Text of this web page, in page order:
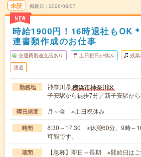
未読
NEW
掲載日 2026/08/07
時給1900円！16時退社もOK
連書類作成のお仕事
交通費別途支給あり 土日祝日が休み 残業
派遣
勤務地 神奈川県横浜市神奈川区
子安駅から徒歩7分／新子安駅か
曜日頻度 月～金 ※土日祝休み
時間
8:30～17:30 ※休憩60分。9時～
可能です。
期間 【急募】即日～長期 ※開始日はご